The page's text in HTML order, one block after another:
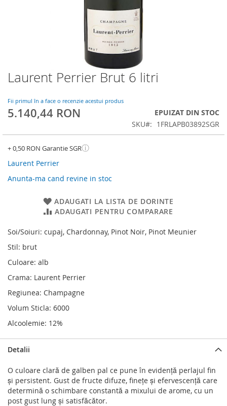
Laurent Perrier Brut 6 litri
Fii primul în a face o recenzie acestui produs
5.140,44 RON
EPUIZAT DIN STOC
SKU
1FRLAPB03892SGR
+ 0,50 RON Garantie SGRⓘ
Laurent Perrier
Anunta-ma cand revine in stoc
ADAUGATI LA LISTA DE DORINTE
ADAUGATI PENTRU COMPARARE
Soi/Soiuri: cupaj, Chardonnay, Pinot Noir, Pinot Meunier
Stil: brut
Culoare: alb
Crama: Laurent Perrier
Regiunea: Champagne
Volum Sticla: 6000
Alcoolemie: 12%
Skip
to
beginning
of
images
gallery
Detalii
O culoare clară de galben pal ce pune în evidență perlajul fin
și persistent. Gust de fructe difuze, finețe și efervescență care
determină o schimbare constantă a mixului de arome, cu un
post gust lung și satisfăcător.